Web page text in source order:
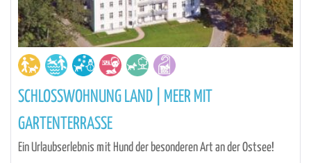
SCHLOSSWOHNUNG LAND | MEER MIT
GARTENTERRASSE
Ein Urlaubserlebnis mit Hund der besonderen Art an der Ostsee!